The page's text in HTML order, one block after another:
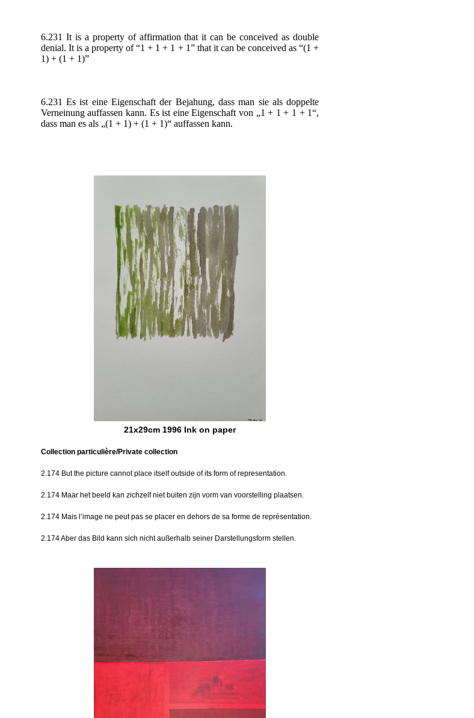
6.231 It is a property of affirmation that it can be conceived as double
denial. It is a property of “1 + 1 + 1 + 1” that it can be conceived as “(1 +
1) + (1 + 1)”
6.231 Es ist eine Eigenschaft der Bejahung, dass man sie als doppelte
Verneinung auffassen kann. Es ist eine Eigenschaft von „1 + 1 + 1 + 1“,
dass man es als „(1 + 1) + (1 + 1)“ auffassen kann.
21x29cm 1996 Ink on paper
Collection particulière/Private collection
2.174 But the picture cannot place itself outside of its form of representation.
2.174 Maar het beeld kan zichzelf niet buiten zijn vorm van voorstelling plaatsen.
2.174 Mais l’image ne peut pas se placer en dehors de sa forme de représentation.
2.174 Aber das Bild kann sich nicht außerhalb seiner Darstellungsform stellen.